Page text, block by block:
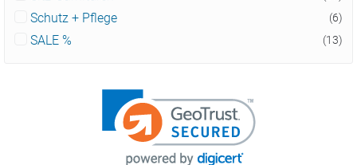
Schutz + Pflege (6)
SALE % (13)